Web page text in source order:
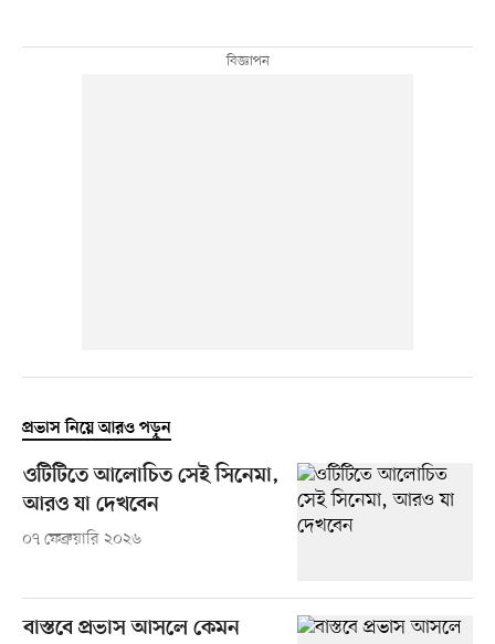
প্রভাস নিয়ে আরও পড়ুন
ওটিটিতে আলোচিত সেই সিনেমা,
আরও যা দেখবেন
০৭ ফেব্রুয়ারি ২০২৬
বাস্তবে প্রভাস আসলে কেমন